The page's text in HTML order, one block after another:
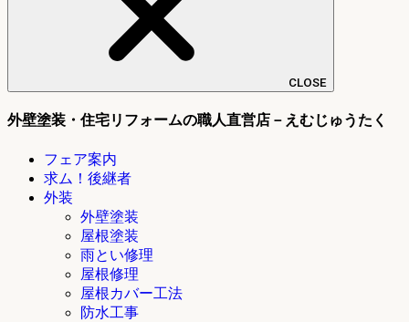
CLOSE
外壁塗装・住宅リフォームの職人直営店－えむじゅうたく
フェア案内
求ム！後継者
外装
外壁塗装
屋根塗装
雨とい修理
屋根修理
屋根カバー工法
防水工事